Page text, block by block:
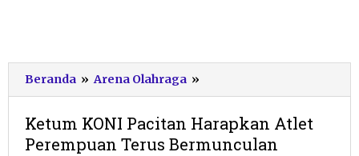
Beranda » Arena Olahraga »
KONI
Harapkan
Atlet
Ketum KONI Pacitan Harapkan Atlet
Perempuan Terus Bermunculan